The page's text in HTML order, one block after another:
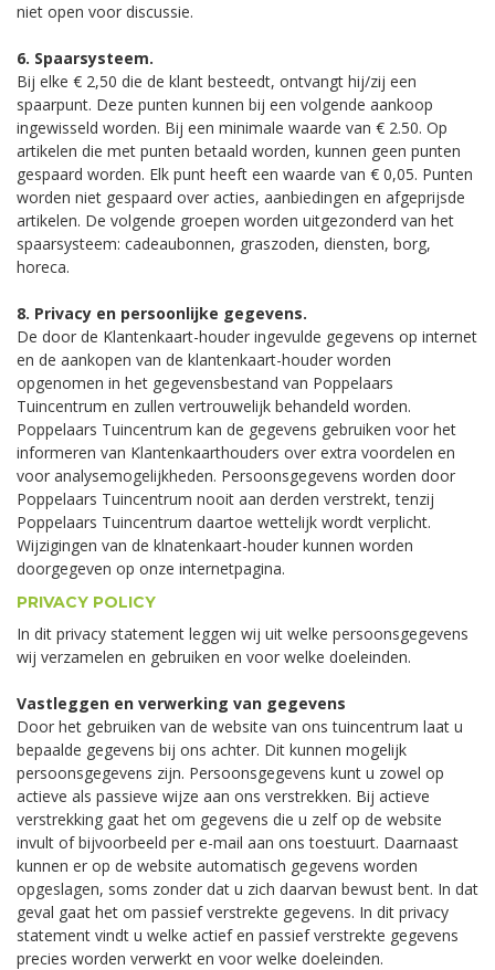
niet open voor discussie.
6. Spaarsysteem.
Bij elke € 2,50 die de klant besteedt, ontvangt hij/zij een
spaarpunt. Deze punten kunnen bij een volgende aankoop
ingewisseld worden. Bij een minimale waarde van € 2.50. Op
artikelen die met punten betaald worden, kunnen geen punten
gespaard worden. Elk punt heeft een waarde van € 0,05. Punten
worden niet gespaard over acties, aanbiedingen en afgeprijsde
artikelen. De volgende groepen worden uitgezonderd van het
spaarsysteem: cadeaubonnen, graszoden, diensten, borg,
horeca.
8. Privacy en persoonlijke gegevens.
De door de Klantenkaart-houder ingevulde gegevens op internet
en de aankopen van de klantenkaart-houder worden
opgenomen in het gegevensbestand van Poppelaars
Tuincentrum en zullen vertrouwelijk behandeld worden.
Poppelaars Tuincentrum kan de gegevens gebruiken voor het
informeren van Klantenkaarthouders over extra voordelen en
voor analysemogelijkheden. Persoonsgegevens worden door
Poppelaars Tuincentrum nooit aan derden verstrekt, tenzij
Poppelaars Tuincentrum daartoe wettelijk wordt verplicht.
Wijzigingen van de klnatenkaart-houder kunnen worden
doorgegeven op onze internetpagina.
PRIVACY POLICY
In dit privacy statement leggen wij uit welke persoonsgegevens
wij verzamelen en gebruiken en voor welke doeleinden.
Vastleggen en verwerking van gegevens
Door het gebruiken van de website van ons tuincentrum laat u
bepaalde gegevens bij ons achter. Dit kunnen mogelijk
persoonsgegevens zijn. Persoonsgegevens kunt u zowel op
actieve als passieve wijze aan ons verstrekken. Bij actieve
verstrekking gaat het om gegevens die u zelf op de website
invult of bijvoorbeeld per e-mail aan ons toestuurt. Daarnaast
kunnen er op de website automatisch gegevens worden
opgeslagen, soms zonder dat u zich daarvan bewust bent. In dat
geval gaat het om passief verstrekte gegevens. In dit privacy
statement vindt u welke actief en passief verstrekte gegevens
precies worden verwerkt en voor welke doeleinden.